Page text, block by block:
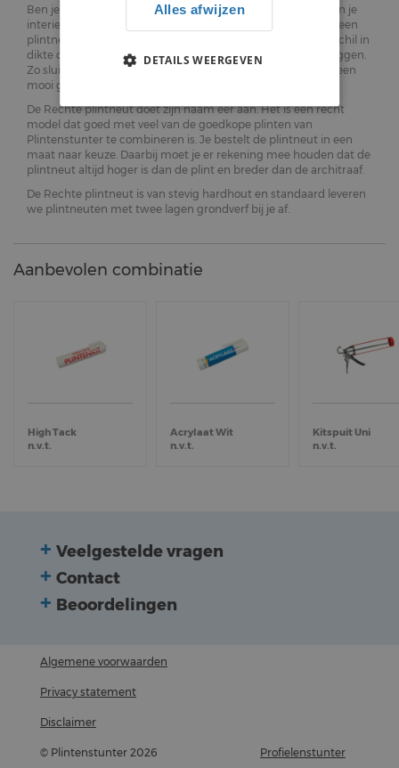
Ben je op zoek naar een oplossing voor de deurlijst en plint in je
interieur die net niet mooi op elkaar aansluiten? Dan heb je een
plintneut nodig. Die pas je toe om een eventuele kier of verschil in
dikte of het profiel tussen een plint en architraaf te overbruggen.
Zo sluiten beide toch nog mooi op elkaar aan en wordt het een
mooi geheel.
De Rechte plintneut doet zijn naam eer aan. Het is een recht
model dat goed met veel van de goedkope plinten van
Plintenstunter te combineren is. Je bestelt de plintneut in een
maat naar keuze. Daarbij moet je er rekening mee houden dat de
plintneut altijd hoger is dan de plint en breder dan de architraaf.
De Rechte plintneut is van stevig hardhout en standaard leveren
we plintneuten met twee lagen grondverf bij je af.
Aanbevolen combinatie
High Tack
n.v.t.
Acrylaat Wit
n.v.t.
Kitspuit Uni
n.v.t.
Veelgestelde vragen
Contact
Beoordelingen
Algemene voorwaarden
Privacy statement
Disclaimer
© Plintenstunter 2026 Profielenstunter
Alles afwijzen
DETAILS WEERGEVEN